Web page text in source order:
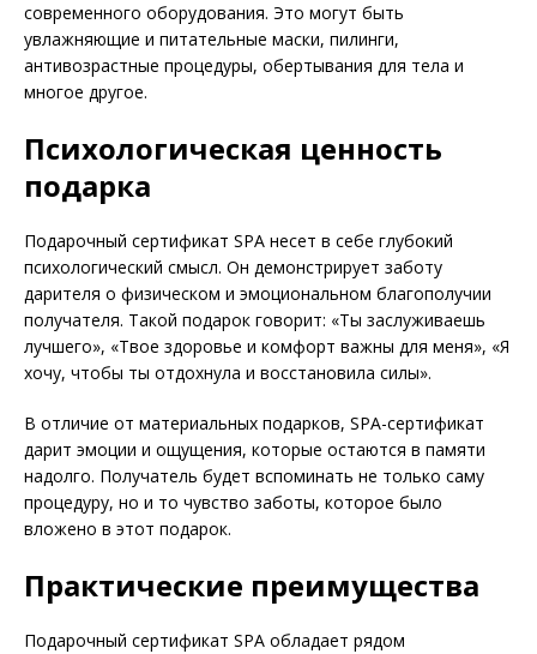
современного оборудования. Это могут быть
увлажняющие и питательные маски, пилинги,
антивозрастные процедуры, обертывания для тела и
многое другое.
Психологическая ценность
подарка
Подарочный сертификат SPA несет в себе глубокий
психологический смысл. Он демонстрирует заботу
дарителя о физическом и эмоциональном благополучии
получателя. Такой подарок говорит: «Ты заслуживаешь
лучшего», «Твое здоровье и комфорт важны для меня», «Я
хочу, чтобы ты отдохнула и восстановила силы».
В отличие от материальных подарков, SPA-сертификат
дарит эмоции и ощущения, которые остаются в памяти
надолго. Получатель будет вспоминать не только саму
процедуру, но и то чувство заботы, которое было
вложено в этот подарок.
Практические преимущества
Подарочный сертификат SPA обладает рядом